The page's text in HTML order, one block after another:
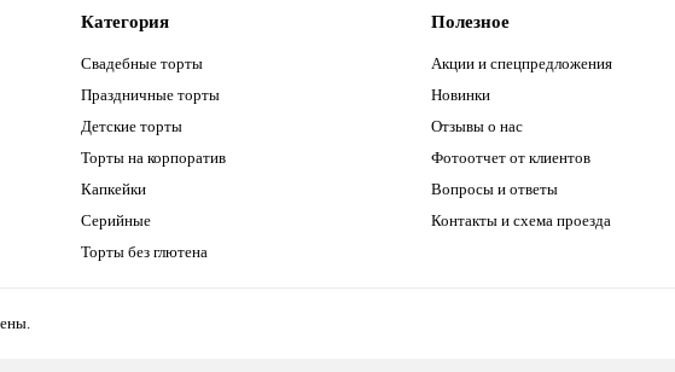
Категория
Свадебные торты
Праздничные торты
Детские торты
Торты на корпоратив
Капкейки
Серийные
Торты без глютена
Полезное
Акции и спецпредложения
Новинки
Отзывы о нас
Фотоотчет от клиентов
Вопросы и ответы
Контакты и схема проезда